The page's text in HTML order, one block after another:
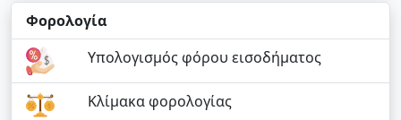
Φορολογία
Υπολογισμός φόρου εισοδήματος
Κλίμακα φορολογίας